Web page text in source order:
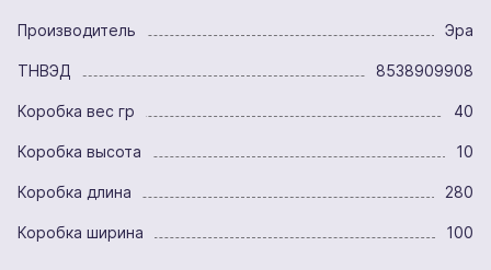
Производитель Эра
ТНВЭД 8538909908
Коробка вес гр 40
Коробка высота 10
Коробка длина 280
Коробка ширина 100